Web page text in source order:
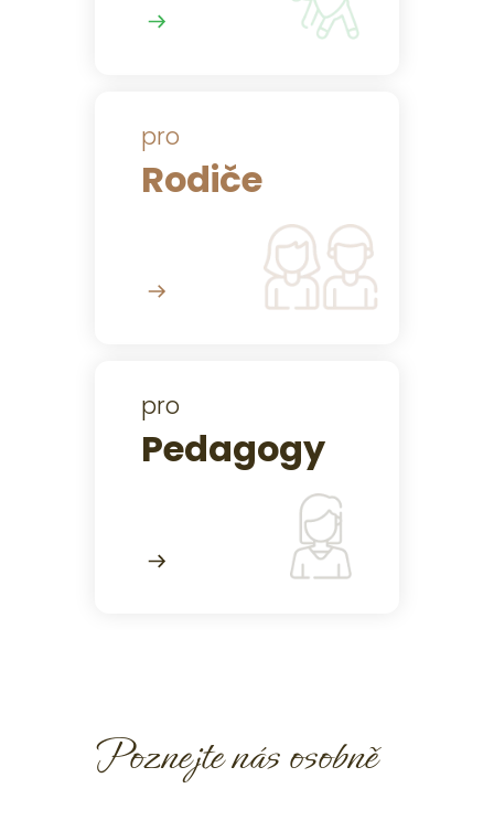
pro
Rodiče
pro
Pedagogy
Poznejte nás osobně